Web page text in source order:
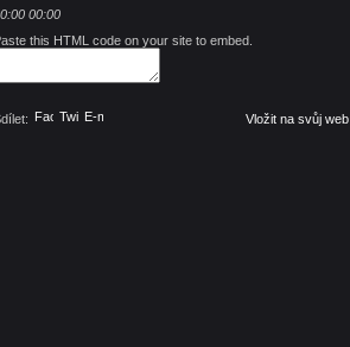
00:00
this HTML code on your site to embed.
Facebook
TwitterE-mail Vložit na svůj web